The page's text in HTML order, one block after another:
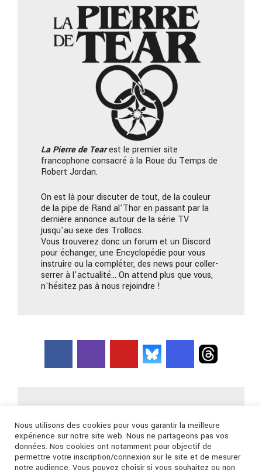
La Pierrede Tearest le premier site
francophone consacré à la Roue du Temps de
Robert Jordan.
On est là pour discuter de tout, de la couleur
de la pipe de Rand al'Thor en passant par la
dernière annonce autour de la série TV
jusqu'au sexe des Trollocs.
Vous trouverez donc un forum et un Discord
pour échanger, une Encyclopédie pour vous
instruire ou la compléter, des news pour coller-
serrer à l'actualité… On attend plus que vous,
n'hésitez pas à nous rejoindre !
Connexion
Nous utilisons des cookies pour vous garantir la meilleure
expérience sur notre site web. Nous ne partageons pas vos
données. Nos cookies ont notamment pour objectif de
permettre votre inscription/connexion sur le site et de mesurer
notre audience. Vous pouvez choisir si vous souhaitez ou non